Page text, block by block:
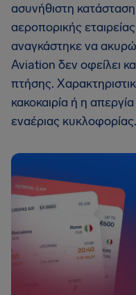
ασυνήθιστη
αεροπορικής
αναγκάστηκε να
Aviation δεν οφείλει
πτήσης.
κακοκαιρία ή η
εναέριας κυκλοφορίας.